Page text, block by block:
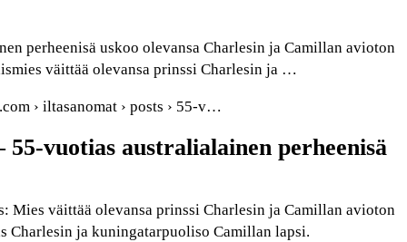
perheenisä uskoo olevansa Charlesin ja Camillan avioton
väittää olevansa prinssi Charlesin ja …
› iltasanomat › posts › 55-v…
55-vuotias australialainen perheenisä
Mies väittää olevansa prinssi Charlesin ja Camillan avioton
Charlesin ja kuningatarpuoliso Camillan lapsi.